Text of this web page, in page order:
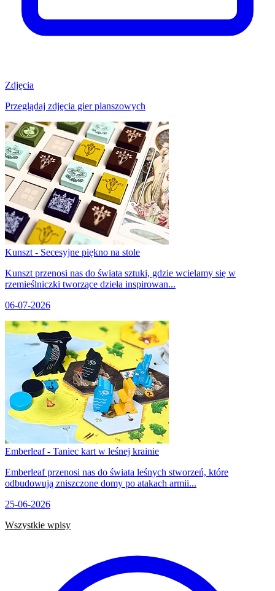
Zdjęcia
Przeglądaj zdjęcia gier planszowych
Kunszt - Secesyjne piękno na stole
Kunszt przenosi nas do świata sztuki, gdzie wcielamy się w
rzemieślniczki tworzące dzieła inspirowan...
06-07-2026
Emberleaf - Taniec kart w leśnej krainie
Emberleaf przenosi nas do świata leśnych stworzeń, które
odbudowują zniszczone domy po atakach armii...
25-06-2026
Wszystkie wpisy